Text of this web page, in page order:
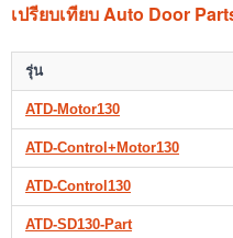
เปรียบเทียบ Auto Door
รุ่น
ATD-Motor130
ATD-Control+Motor130
ATD-Control130
ATD-SD130-Part